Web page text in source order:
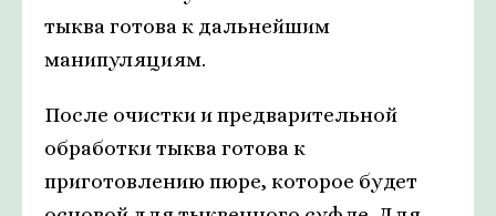
тыква готова к дальнейшим
манипуляциям.
После очистки и предварительной
обработки тыква готова к
приготовлению пюре, которое будет